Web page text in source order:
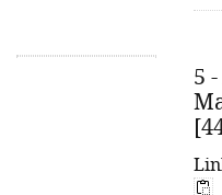
5 -